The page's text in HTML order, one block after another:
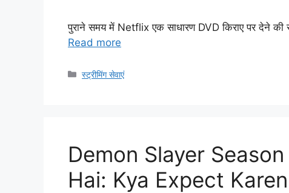
पुराने समय में Netflix एक साधारण DVD किराए पर देने
Read more
Categories
स्ट्रीमिंग सेवाएं
Demon Slayer
Hai: Kya Expect Karen